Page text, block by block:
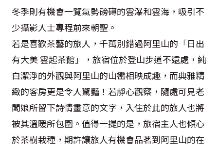
冬季則有機會一覽氣勢磅礡的雲瀑和雲海，吸引不
少攝影人士專程前來朝聖。
若是喜歡茶藝的旅人，千萬別錯過阿里山的「日出
有大美 雲起茶館」，旅宿位於登山步道不遠處，純
白潔淨的外觀與阿里山的山巒相映成趣，而典雅精
緻的客房更是令人驚豔！若靜心觀察，隨處可見老
闆娘所留下詩情畫意的文字，入住於此的旅人也將
被其溫暖所包圍。值得一提的是，旅宿主人也傾心
於茶樹栽種，期許讓旅人有機會品茗到阿里山的在